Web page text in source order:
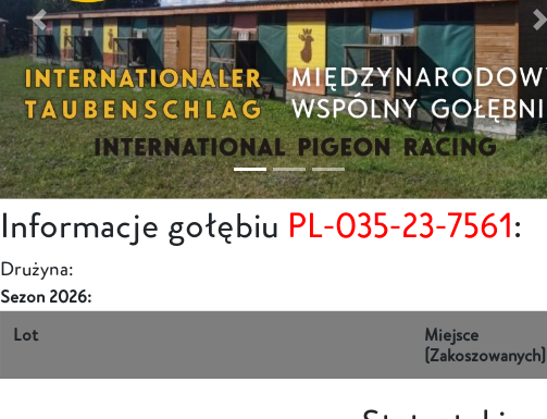
Informacje gołębiu PL-035-23-7561:
Drużyna:
Sezon 2026:
Lot
Miejsce
(Zakoszowanych)